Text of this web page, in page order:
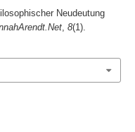
Neudeutung
, 8(1).